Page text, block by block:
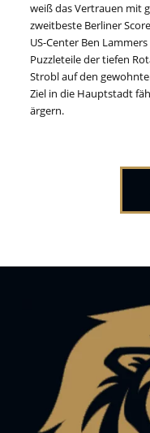
weiß das Vertrauen mit
zweitbeste Berliner
US-Center Ben
Puzzleteile der tiefen
Strobl auf den
Ziel in die Hauptstadt
ärgern.